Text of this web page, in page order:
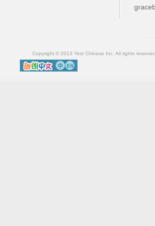
Copyright © 2013 Yes! Chinese Inc. All rights reserved.